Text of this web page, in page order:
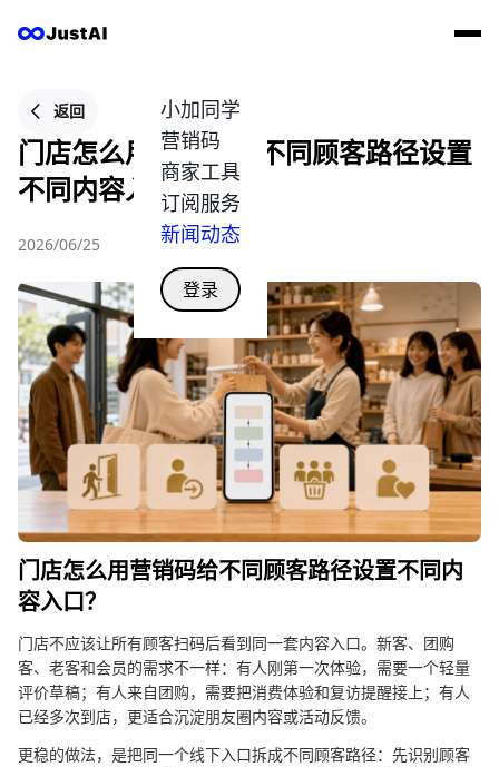
小加同学
营销码
商家工具
订阅服务
新闻动态
登录
返回
门店怎么用营销码给不同顾客路径设置
不同内容入口？
2026/06/25
门店怎么用营销码给不同顾客路径设置不同内
容入口？
门店不应该让所有顾客扫码后看到同一套内容入口。新客、团购
客、老客和会员的需求不一样：有人刚第一次体验，需要一个轻量
评价草稿；有人来自团购，需要把消费体验和复访提醒接上；有人
已经多次到店，更适合沉淀朋友圈内容或活动反馈。
更稳的做法，是把同一个线下入口拆成不同顾客路径：先识别顾客